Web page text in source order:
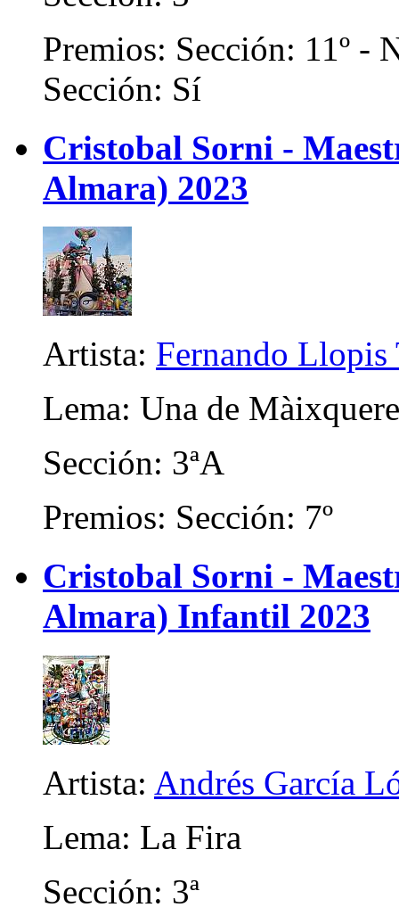
Premios: Sección: 11º -
Sección: Sí
Cristobal Sorni -
Almara) 2023
Artista: Fernando Llopis
Lema: Una de
Sección: 3ªA
Premios: Sección: 7º
Cristobal Sorni -
Almara) Infantil 2023
Artista: Andrés García
Lema: La Fira
Sección: 3ª